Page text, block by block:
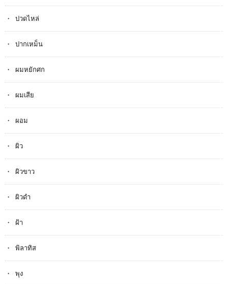
ปวดไหล่
ปากเหม็น
ผมหยักศก
ผมเสีย
ผอม
ผิว
ผิวขาว
ผิวดำ
ฝ้า
พิลาทิส
พุง